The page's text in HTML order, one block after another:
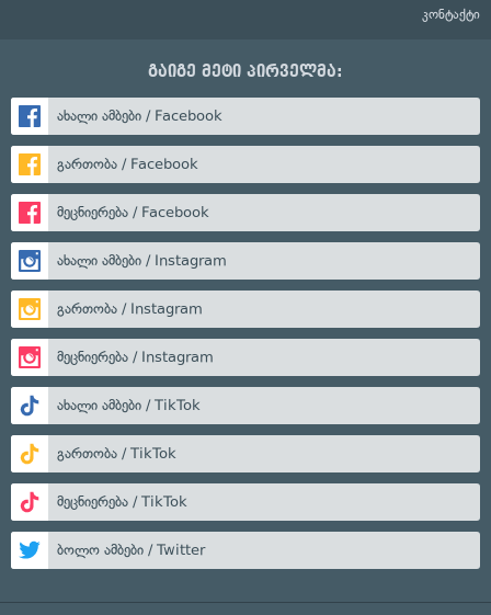
კონტაქტი
გაიგე მეტი პირველმა:
ახალი ამბები / Facebook
გართობა / Facebook
მეცნიერება / Facebook
ახალი ამბები / Instagram
გართობა / Instagram
მეცნიერება / Instagram
ახალი ამბები / TikTok
გართობა / TikTok
მეცნიერება / TikTok
ბოლო ამბები / Twitter